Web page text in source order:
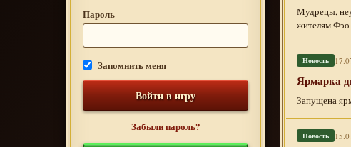
Пароль
Запомнить меня
Войти в игру
Забыли пароль?
Мудрецы,
жителям Фэо
Новость
Ярмарка
Запущена
Новость